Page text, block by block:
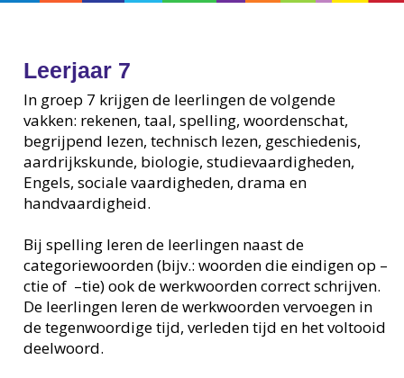
Leerjaar 7
In groep 7 krijgen de leerlingen de volgende
vakken: rekenen, taal, spelling, woordenschat,
begrijpend lezen, technisch lezen, geschiedenis,
aardrijkskunde, biologie, studievaardigheden,
Engels, sociale vaardigheden, drama en
handvaardigheid.
Bij spelling leren de leerlingen naast de
categoriewoorden (bijv.: woorden die eindigen op –
ctie of –tie) ook de werkwoorden correct schrijven.
De leerlingen leren de werkwoorden vervoegen in
de tegenwoordige tijd, verleden tijd en het voltooid
deelwoord.